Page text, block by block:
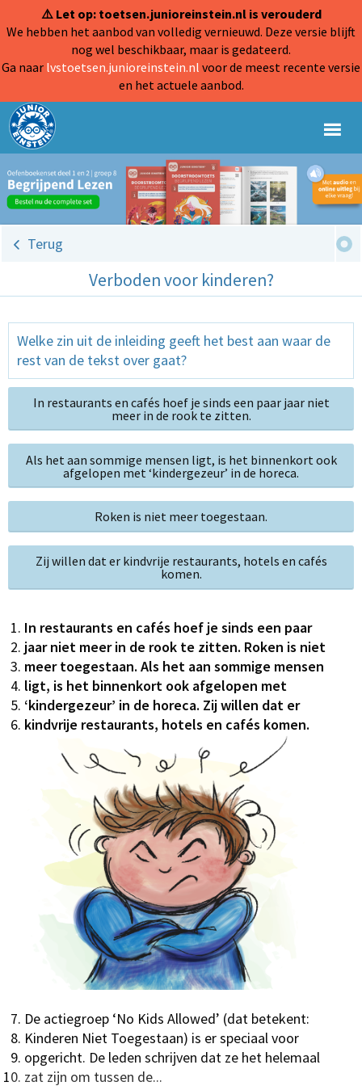
⚠️ Let op: toetsen.junioreinstein.nl is verouderd
We hebben het aanbod van volledig vernieuwd. Deze versie blijft
nog wel beschikbaar, maar is gedateerd.
Ga naar lvstoetsen.junioreinstein.nl voor de meest recente versie
en het actuele aanbod.
Terug
Verboden voor kinderen?
Welke zin uit de inleiding geeft het best aan waar de
rest van de tekst over gaat?
In restaurants en cafés hoef je sinds een paar jaar niet
meer in de rook te zitten.
Als het aan sommige mensen ligt, is het binnenkort ook
afgelopen met ‘kindergezeur’ in de horeca.
Roken is niet meer toegestaan.
Zij willen dat er kindvrije restaurants, hotels en cafés
komen.
In restaurants en cafés hoef je sinds een paar
jaar niet meer in de rook te zitten. Roken is niet
meer toegestaan. Als het aan sommige mensen
ligt, is het binnenkort ook afgelopen met
‘kindergezeur’ in de horeca. Zij willen dat er
kindvrije restaurants, hotels en cafés komen.
De actiegroep ‘No Kids Allowed’ (dat betekent:
Kinderen Niet Toegestaan) is er speciaal voor
opgericht. De leden schrijven dat ze het helemaal
zat zijn om tussen de...